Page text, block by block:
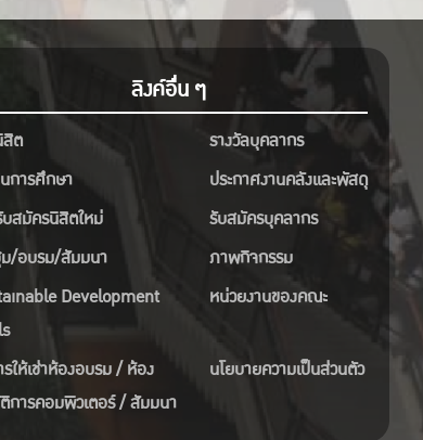
ลิงค์อื่น ๆ
สิต
รางวัลบุคลากร
การศึกษา
ประกาศงานคลังและพัสดุ
สมัครนิสิตใหม่
รับสมัครบุคลากร
ม/อบรม/สัมมนา
ภาพกิจกรรม
Development
หน่วยงานของคณะ
ให้เช่าห้องอบรม / ห้อง
การคอมพิวเตอร์ / สัมมนา
นโยบายความเป็นส่วนตัว